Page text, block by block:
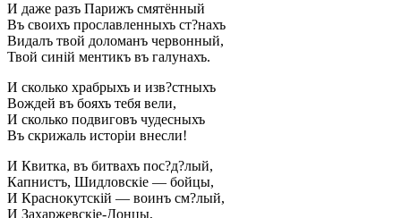
И даже разъ Парижъ смятённый
Въ своихъ прославленныхъ ст?нахъ
Видалъ твой доломанъ червонный,
Твой синій ментикъ въ галунахъ.
И сколько храбрыхъ и изв?стныхъ
Вождей въ бояхъ тебя вели,
И сколько подвиговъ чудесныхъ
Въ скрижаль исторіи внесли!
И Квитка, въ битвахъ пос?д?лый,
Капнистъ, Шидловскіе — бойцы,
И Краснокутскій — воинъ см?лый,
И Захаржевскіе-Донцы,